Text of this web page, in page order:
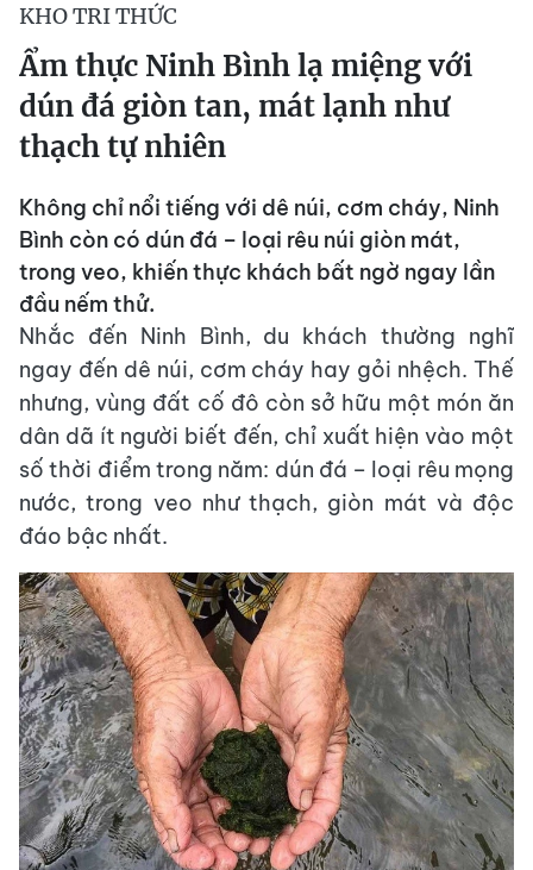
KHO TRI THỨC
Ẩm thực Ninh Bình lạ miệng với
dún đá giòn tan, mát lạnh như
thạch tự nhiên
Không chỉ nổi tiếng với dê núi, cơm cháy, Ninh
Bình còn có dún đá – loại rêu núi giòn mát,
trong veo, khiến thực khách bất ngờ ngay lần
đầu nếm thử.
Nhắc đến Ninh Bình, du khách thường nghĩ
ngay đến dê núi, cơm cháy hay gỏi nhệch. Thế
nhưng, vùng đất cố đô còn sở hữu một món ăn
dân dã ít người biết đến, chỉ xuất hiện vào một
số thời điểm trong năm: dún đá – loại rêu mọng
nước, trong veo như thạch, giòn mát và độc
đáo bậc nhất.